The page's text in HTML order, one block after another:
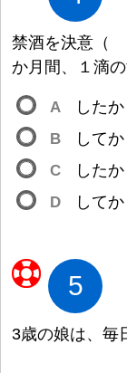
禁酒を決意 （
か月 間 、 １ 滴の
A
した
B
して
C
した
D
して
5
3歳の娘は、 毎